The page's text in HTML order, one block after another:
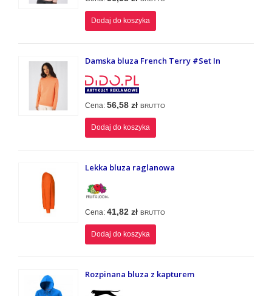
Dodaj do koszyka
Damska bluza French Terry #Set In
Cena: 56,58 zł BRUTTO
Dodaj do koszyka
Lekka bluza raglanowa
Cena: 41,82 zł BRUTTO
Dodaj do koszyka
Rozpinana bluza z kapturem